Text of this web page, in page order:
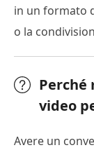
in un formato
o la
Perché
video
Avere un